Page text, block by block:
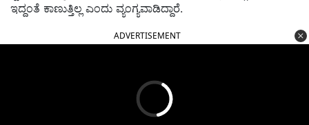
ಇದ್ದಂತೆ ಕಾಣುತ್ತಿಲ್ಲ ಎಂದು ವ್ಯಂಗ್ಯವಾಡಿದ್ದಾರೆ.
ADVERTISEMENT